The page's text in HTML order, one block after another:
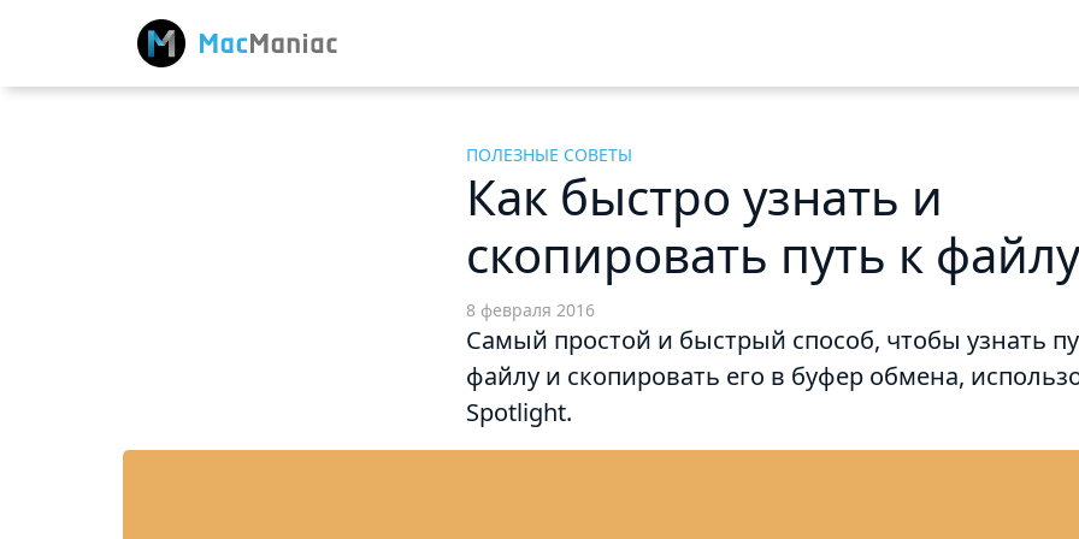
ПОЛЕЗНЫЕ СОВЕТЫ
Как быстро узнать и
скопировать путь к файлу
8 февраля 2016
Самый простой и быстрый способ, чтобы узнать
файлу и скопировать его в буфер обмена,
Spotlight.